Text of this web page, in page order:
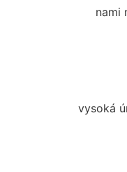
nami
vysoká